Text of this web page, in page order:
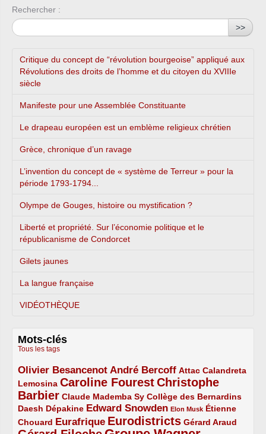
Rechercher :
>>
Critique du concept de “révolution bourgeoise” appliqué aux
Révolutions des droits de l’homme et du citoyen du XVIIIe
siècle
Manifeste pour une Assemblée Constituante
Le drapeau européen est un emblème religieux chrétien
Grèce, chronique d’un ravage
L’invention du concept de « système de Terreur » pour la
période 1793-1794...
Olympe de Gouges, histoire ou mystification ?
Liberté et propriété. Sur l’économie politique et le
républicanisme de Condorcet
Gilets jaunes
La langue française
VIDÉOTHÈQUE
Mots-clés
Tous les tags
Olivier Besancenot
3/5 André Bercoff
3/5 Attac
2/5
Calandreta
Lemosina
2/5 Caroline Fourest
4/5
Christophe
Barbier
4/5 Claude Mademba Sy
2/5 Collège des Bernardins
2/5
Daesh
2/5 Dépakine
2/5 Edward Snowden
3/5 Elon Musk
1/5
Étienne
Chouard
2/5 Eurafrique
3/5 Eurodistricts
4/5 Gérard Araud
2/5